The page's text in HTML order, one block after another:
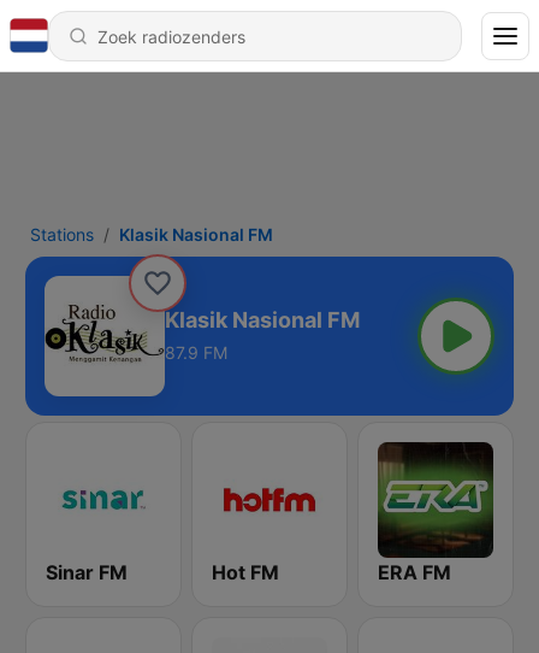
Stations Klasik Nasional FM
Klasik Nasional FM
87.9 FM
Sinar FM Hot FM ERA FM